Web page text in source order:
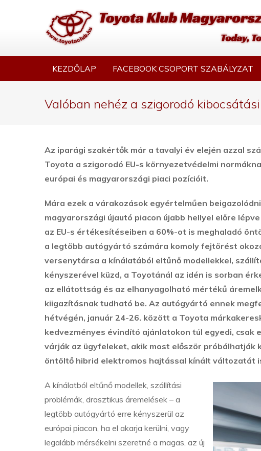
KEZDŐLAP FACEBOOK CSOPORT SZABÁLYZAT
Valóban nehéz a szigorodó
Az iparági szakértők már a tavalyi év elején azzal
Toyota a szigorodó EU-s környezetvédelmi
európai és magyarországi piaci pozícióit.
Mára ezek a várakozások egyértelműen
magyarországi újautó piacon újabb hellyel előre
az EU-s értékesítéseiben a 60%-ot is meghaladó
a legtöbb autógyártó számára komoly fejtörést
versenytársa a kínálatából eltűnő modellekkel,
kényszerével küzd, a Toyotánál az idén is sorban
az ellátottság és az elhanyagolható mértékű
kiigazításnak tudható be. Az autógyártó ennek
hétvégén, január 24-26. között a Toyota
kedvezményes évindító ajánlatokon túl egyedi,
várják az ügyfeleket, akik most először próbálhatják
öntöltő hibrid elektromos hajtással kínált változatát
A kínálatból eltűnő modellek, szállítási
problémák, drasztikus áremelések – a
legtöbb autógyártó erre kényszerül az
európai piacon, ha el akarja kerülni, vagy
legalább mérsékelni szeretné a magas, az új